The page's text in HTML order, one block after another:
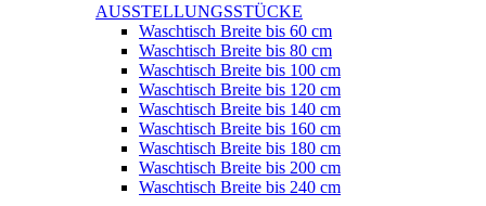
AUSSTELLUNGSSTÜCKE
Waschtisch Breite bis 60 cm
Waschtisch Breite bis 80 cm
Waschtisch Breite bis 100 cm
Waschtisch Breite bis 120 cm
Waschtisch Breite bis 140 cm
Waschtisch Breite bis 160 cm
Waschtisch Breite bis 180 cm
Waschtisch Breite bis 200 cm
Waschtisch Breite bis 240 cm